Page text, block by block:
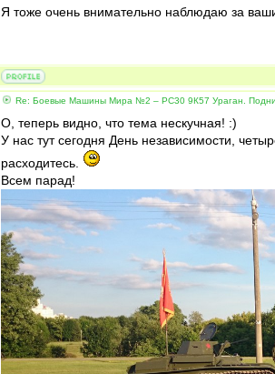
Я тоже очень внимательно наблюдаю за
Re: Боевые Машины Мира №2 – РС30 9К57 Ураган.
О, теперь видно, что тема нескучная! :)
У нас тут сегодня День независимости,
расходитесь.
Всем парад!